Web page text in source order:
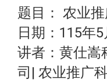
题目： 农业
日期：115年
讲者：黄仕嵩
司| 农业推广